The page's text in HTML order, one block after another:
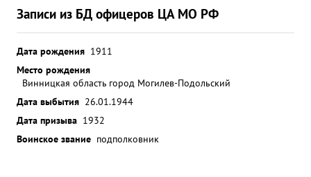
Записи из БД офицеров ЦА МО РФ
Дата рождения 1911
Место рождения
Винницкая область город Могилев-Подольский
Дата выбытия 26.01.1944
Дата призыва 1932
Воинское звание подполковник